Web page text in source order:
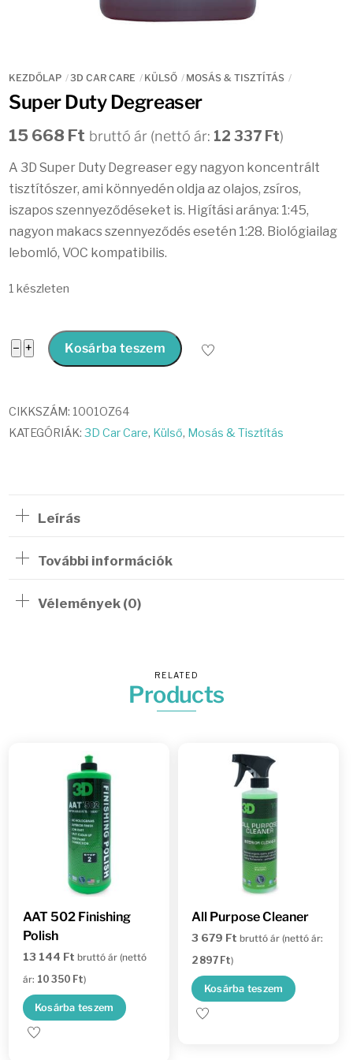
KEZDŐLAP 3D CAR CARE KÜLSŐ MOSÁS & TISZTÍTÁS
Super Duty Degreaser
15 668 Ft bruttó ár (nettó ár: 12 337 Ft)
A 3D Super Duty Degreaser egy nagyon koncentrált
tisztítószer, ami könnyedén oldja az olajos, zsíros,
iszapos szennyeződéseket is. Higítási aránya: 1:45,
nagyon makacs szennyeződés esetén 1:28. Biológiailag
lebomló, VOC kompatibilis.
1 készleten
− Super
mennyiség
+ Kosárba teszem
CIKKSZÁM: 1001OZ64
KATEGÓRIÁK:3D Car Care, Külső, Mosás & Tisztítás
Leírás
További információk
Vélemények (0)
RELATED
Products
AAT 502 Finishing
Polish
13 144 Ft bruttó ár (nettó
ár: 10 350 Ft)
Kosárba teszem
All Purpose Cleaner
3 679 Ft bruttó ár (nettó ár:
2 897 Ft)
Kosárba teszem